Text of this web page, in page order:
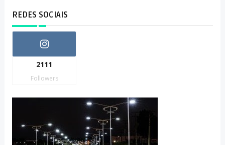
REDES SOCIAIS
2111
Followers